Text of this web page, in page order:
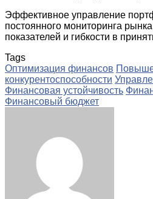
Эффективное управление
постоянного мониторинга
показателей и гибкости в
Tags
Оптимизация финансов
конкурентоспособности
Финансовая устойчивость
Финансовый бюджет